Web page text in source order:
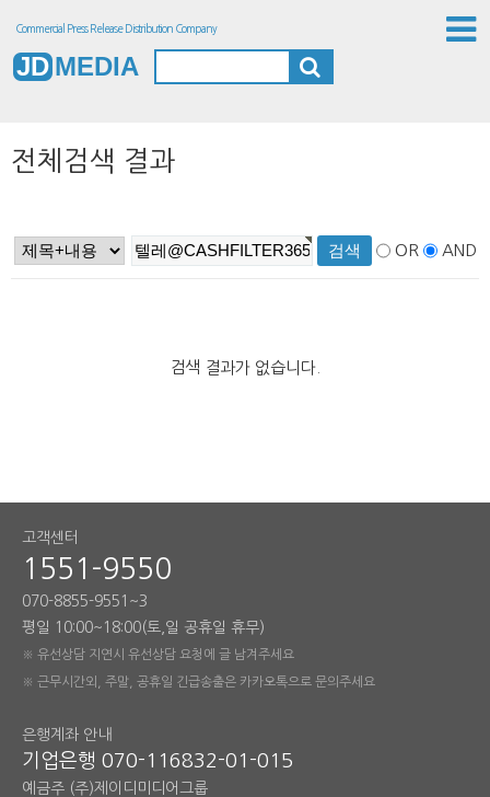
Commercial Press Release Distribution Company
JD MEDIA
전체검색 결과
OR AND
검색 결과가 없습니다.
고객센터
1551-9550
070-8855-9551~3
평일 10:00~18:00(토,일 공휴일 휴무)
※ 유선상담 지연시 유선상담 요청에 글 남겨주세요
※ 근무시간외, 주말, 공휴일 긴급송출은 카카오톡으로 문의주세요
은행계좌 안내
기업은행 070-116832-01-015
예금주 (주)제이디미디어그룹